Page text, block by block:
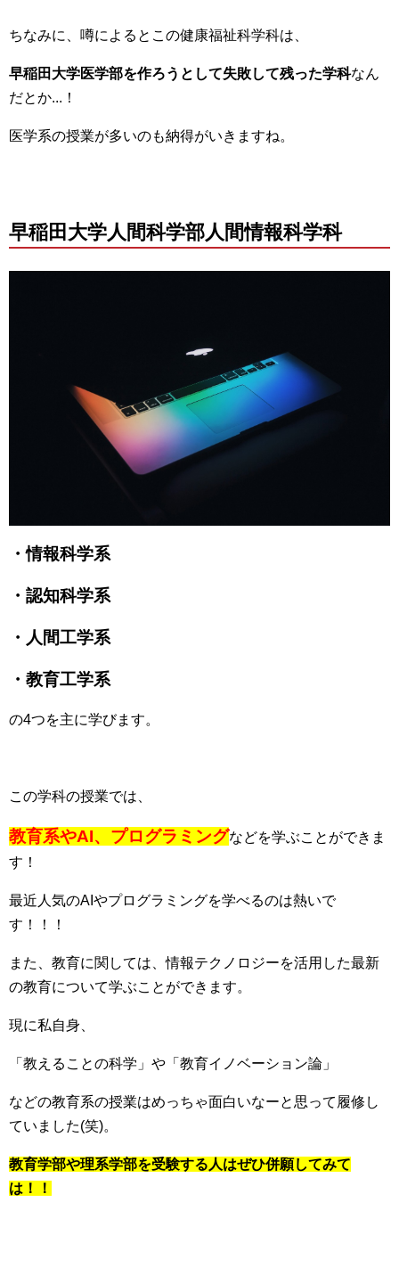
ちなみに、噂によるとこの健康福祉科学科は、
早稲田大学医学部を作ろうとして失敗して残った学科なん
だとか...！
医学系の授業が多いのも納得がいきますね。
早稲田大学人間科学部人間情報科学科
・情報科学系
・認知科学系
・人間工学系
・教育工学系
の4つを主に学びます。
この学科の授業では、
教育系やAI、プログラミングなどを学ぶことができま
す！
最近人気のAIやプログラミングを学べるのは熱いで
す！！！
また、教育に関しては、情報テクノロジーを活用した最新
の教育について学ぶことができます。
現に私自身、
「教えることの科学」や「教育イノベーション論」
などの教育系の授業はめっちゃ面白いなーと思って履修し
ていました(笑)。
教育学部や理系学部を受験する人はぜひ併願してみて
は！！